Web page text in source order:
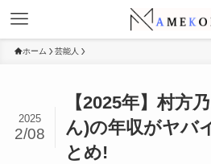
ホーム 芸能人
【2025年】村方
ん)の年収がヤバ
とめ!
2025
2/08